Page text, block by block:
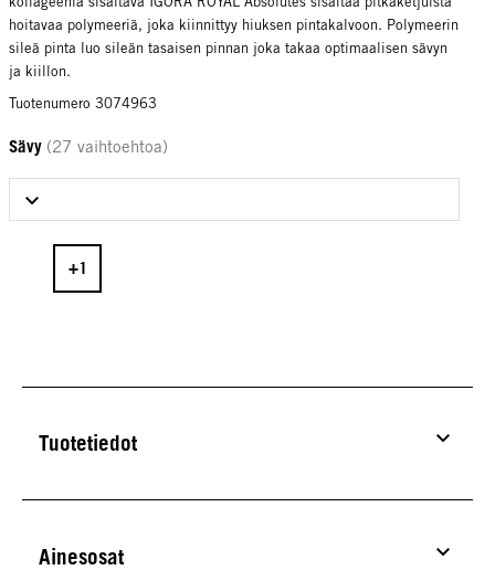
hoitavaa polymeeriä, joka kiinnittyy hiuksen pintakalvoon. Polymeerin
sileä pinta luo sileän tasaisen pinnan joka takaa optimaalisen sävyn
ja kiillon.
Tuotenumero 3074963
Sävy (27 vaihtoehtoa)
Tuotetiedot
Ainesosat